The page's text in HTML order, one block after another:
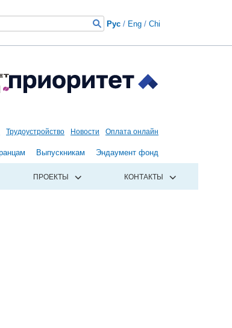
Рус / Eng / Chi
Трудоустройство Новости Оплата онлайн
Выпускникам Эндаумент фонд
ПРОЕКТЫ КОНТАКТЫ